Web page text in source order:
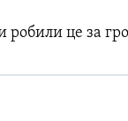
це за